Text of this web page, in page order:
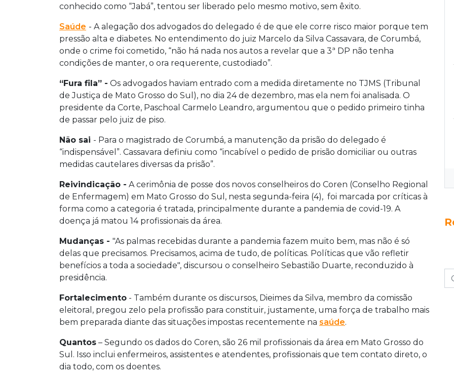
conhecido como “Jabá”, tentou ser liberado pelo mesmo motivo, sem êxito.
Saúde - A alegação dos advogados do delegado é de que ele corre risco maior porque tem
pressão alta e diabetes. No entendimento do juiz Marcelo da Silva Cassavara, de Corumbá,
onde o crime foi cometido, “não há nada nos autos a revelar que a 3ª DP não tenha
condições de manter, o ora requerente, custodiado”.
“Fura fila” - Os advogados haviam entrado com a medida diretamente no TJMS (Tribunal
de Justiça de Mato Grosso do Sul), no dia 24 de dezembro, mas ela nem foi analisada. O
presidente da Corte, Paschoal Carmelo Leandro, argumentou que o pedido primeiro tinha
de passar pelo juiz de piso.
Não sai - Para o magistrado de Corumbá, a manutenção da prisão do delegado é
“indispensável”. Cassavara definiu como “incabível o pedido de prisão domiciliar ou outras
medidas cautelares diversas da prisão”.
Reivindicação - A cerimônia de posse dos novos conselheiros do Coren (Conselho Regional
de Enfermagem) em Mato Grosso do Sul, nesta segunda-feira (4), foi marcada por críticas à
forma como a categoria é tratada, principalmente durante a pandemia de covid-19. A
doença já matou 14 profissionais da área.
Mudanças - "As palmas recebidas durante a pandemia fazem muito bem, mas não é só
delas que precisamos. Precisamos, acima de tudo, de políticas. Políticas que vão refletir
benefícios a toda a sociedade", discursou o conselheiro Sebastião Duarte, reconduzido à
presidência.
Fortalecimento - Também durante os discursos, Dieimes da Silva, membro da comissão
eleitoral, pregou zelo pela profissão para constituir, justamente, uma força de trabalho mais
bem preparada diante das situações impostas recentemente na saúde.
Quantos – Segundo os dados do Coren, são 26 mil profissionais da área em Mato Grosso do
Sul. Isso inclui enfermeiros, assistentes e atendentes, profissionais que tem contato direto, o
dia todo, com os doentes.